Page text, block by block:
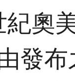
奧
發